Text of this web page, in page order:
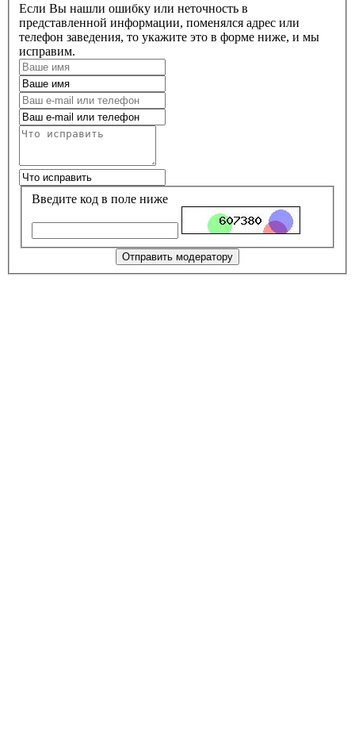
Если Вы нашли ошибку или неточность в
представленной информации, поменялся адрес или
телефон заведения, то укажите это в форме ниже, и мы
исправим.
Введите код в поле ниже
Отправить модератору